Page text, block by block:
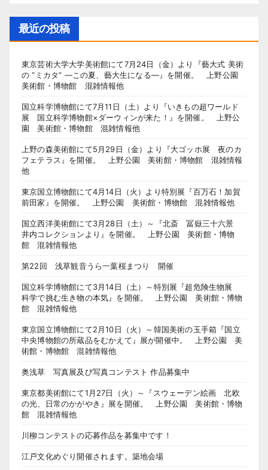
最近の投稿
東京芸術大学大学美術館にて7月24日（金）より『藝大式 美術
の “ミカタ” ―この夏、藝大生になる―』を開催。 上野公園
美術館・博物館 混雑情報他
国立科学博物館にて7月11日（土）より『いきもの超ワールド
展 国立科学博物館×ダーウィンが来た！』を開催。 上野公
園 美術館・博物館 混雑情報他
上野の森美術館にて5月29日（金）より『大ゴッホ展 夜のカ
フェテラス』を開催。 上野公園 美術館・博物館 混雑情報
他
東京国立博物館にて4月14日（火）より特別展『百万石！加賀
前田家』を開催。 上野公園 美術館・博物館 混雑情報他
国立西洋美術館にて3月28日（土）～『北斎 冨嶽三十六景
井内コレクションより』を開催。 上野公園 美術館・博物
館 混雑情報他
第22回 浅草観音うら一葉桜まつり 開催
国立科学博物館にて3月14日（土）～特別展『超危険生物展
科学で挑む生き物の本気』を開催。 上野公園 美術館・博物
館 混雑情報他
東京国立博物館にて2月10日（火）～韓国美術の玉手箱『国立
中央博物館の所蔵品をむかえて』展が開催中。 上野公園 美
術館・博物館 混雑情報他
奥浅草 写真展及び写真コンテスト 作品募集中
東京都美術館にて1月27日（火）～『スウェーデン絵画 北欧
の光、日常のかがやき』展を開催。 上野公園 美術館・博物
館 混雑情報他
川柳コンテストの応募作品を募集中です！
江戸文化めぐり開催されます。築地会場